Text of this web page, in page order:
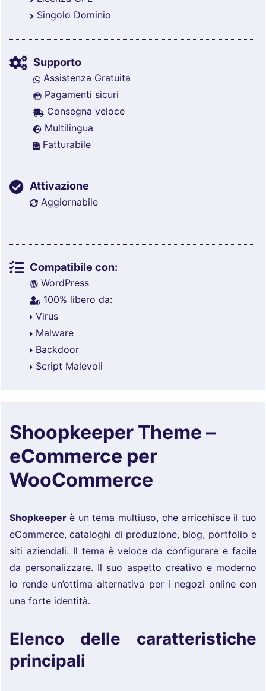
Singolo Dominio
Supporto
Assistenza Gratuita
Pagamenti sicuri
Consegna veloce
Multilingua
Fatturabile
Attivazione
Aggiornabile
Compatibile con:
WordPress
100% libero da:
Virus
Malware
Backdoor
Script Malevoli
Shoopkeeper Theme –
eCommerce per
WooCommerce
Shopkeeper è un tema multiuso, che arricchisce il tuo
eCommerce, cataloghi di produzione, blog, portfolio e
siti aziendali. Il tema è veloce da configurare e facile
da personalizzare. Il suo aspetto creativo e moderno
lo rende un’ottima alternativa per i negozi online con
una forte identità.
Elenco delle caratteristiche
principali